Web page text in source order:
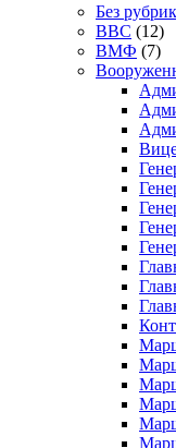
Без
ВВС (12)
ВМФ (7)